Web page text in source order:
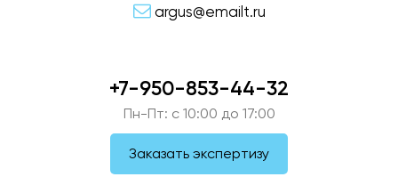
argus@emailt.ru
+7-950-853-44-32
Пн-Пт: c 10:00 до 17:00
Заказать экспертизу